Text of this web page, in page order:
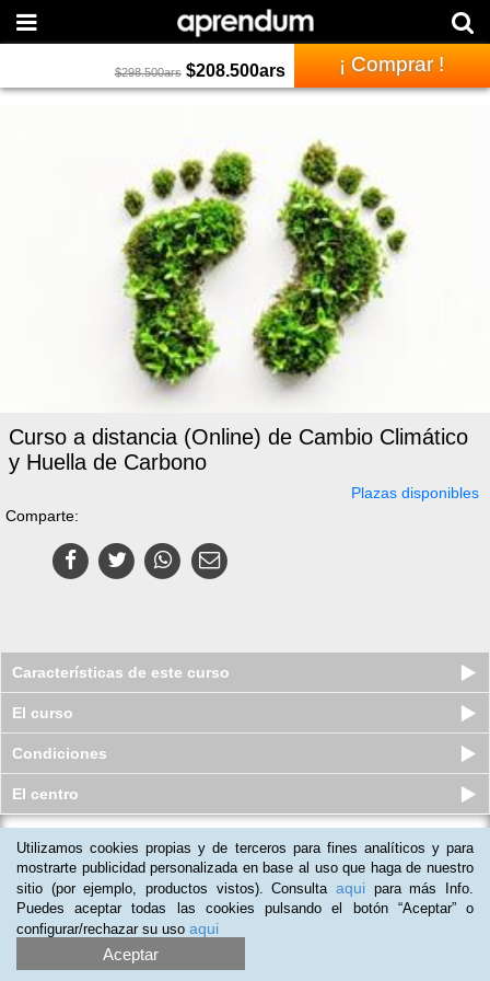
$298.500ars $208.500ars ¡ Comprar !
Curso a distancia (Online) de Cambio Climático
y Huella de Carbono
Plazas disponibles
Comparte:
Características de este curso
El curso
Condiciones
El centro
Curso a distancia (Online) de Puesta
en Marcha de un Sistema d...
Plazas disponibles
$148.500ars $103.500ars
Utilizamos cookies propias y de terceros para fines analíticos y para
mostrarte publicidad personalizada en base al uso que haga de nuestro
sitio (por ejemplo, productos vistos). Consulta aqui para más Info.
Puedes aceptar todas las cookies pulsando el botón “Aceptar” o
configurar/rechazar su uso aqui
Aceptar